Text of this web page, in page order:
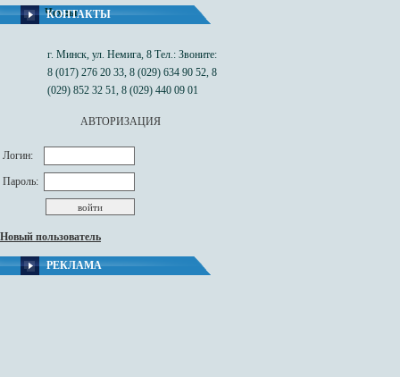
Чехлы
КОНТАКТЫ
г. Минск, ул. Немига, 8 Тел.: Звоните:
8 (017) 276 20 33, 8 (029) 634 90 52, 8
(029) 852 32 51, 8 (029) 440 09 01
АВТОРИЗАЦИЯ
Логин:
Пароль:
Новый пользователь
РЕКЛАМА